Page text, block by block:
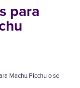
para
Machu Picchu o se